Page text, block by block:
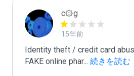
c۞g
15年前
Identity theft / credit card
FAKE online phar... 続きを読む